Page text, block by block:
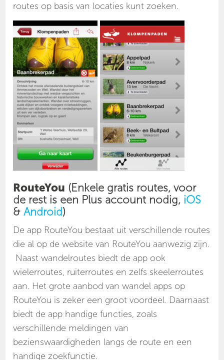
routes op basis van locaties kunt zoeken.
RouteYou (Enkele gratis routes, voor
de rest is een Plus account nodig, iOS
&Android)
De app RouteYou bestaat uit verschillende routes
die al op de website van RouteYou aanwezig zijn.
Naast wandelroutes biedt de app ook
wielerroutes, ruiterroutes en zelfs skeelerroutes
aan. Het grote aanbod van wandel apps op
RouteYou is zeker een groot voordeel. Daarnaast
biedt de app handige functies, zoals
verschillende meldingen van
bezienswaardigheden langs de route en een
handige zoekfunctie.